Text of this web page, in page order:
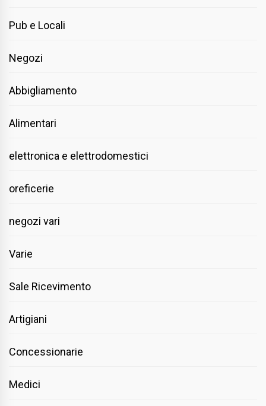
Pub e Locali
Negozi
Abbigliamento
Alimentari
elettronica e elettrodomestici
oreficerie
negozi vari
Varie
Sale Ricevimento
Artigiani
Concessionarie
Medici